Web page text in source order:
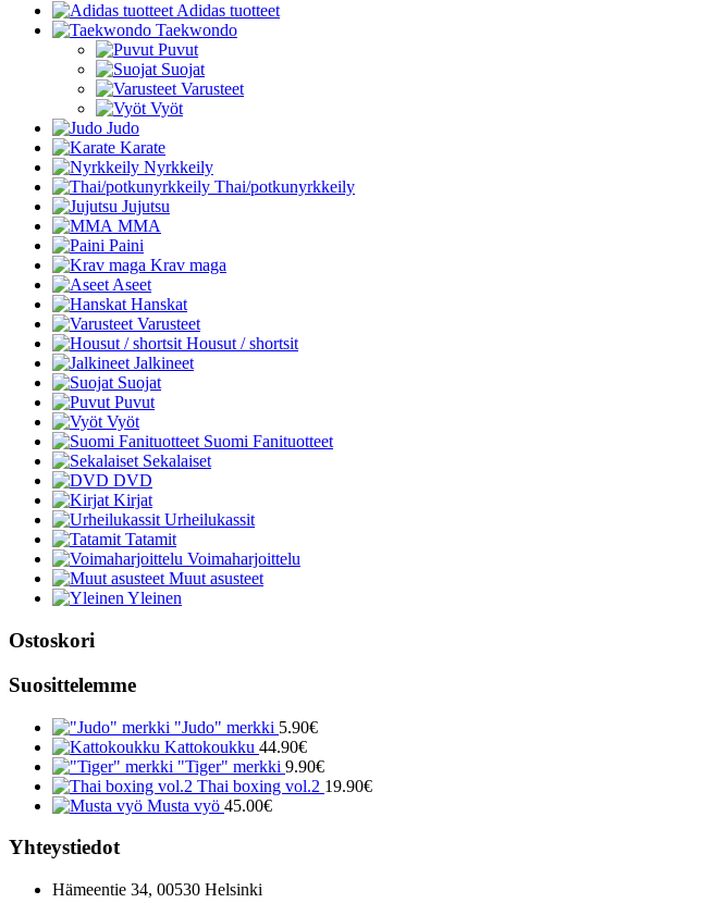
Adidas tuotteet
Taekwondo
Puvut
Suojat
Varusteet
Vyöt
Judo
Karate
Nyrkkeily
Thai/potkunyrkkeily
Jujutsu
MMA
Paini
Krav maga
Aseet
Hanskat
Varusteet
Housut / shortsit
Jalkineet
Suojat
Puvut
Vyöt
Suomi Fanituotteet
Sekalaiset
DVD
Kirjat
Urheilukassit
Tatamit
Voimaharjoittelu
Muut asusteet
Yleinen
Ostoskori
Suosittelemme
"Judo" merkki 5.90€
Kattokoukku 44.90€
"Tiger" merkki 9.90€
Thai boxing vol.2 19.90€
Musta vyö 45.00€
Yhteystiedot
Hämeentie 34, 00530 Helsinki